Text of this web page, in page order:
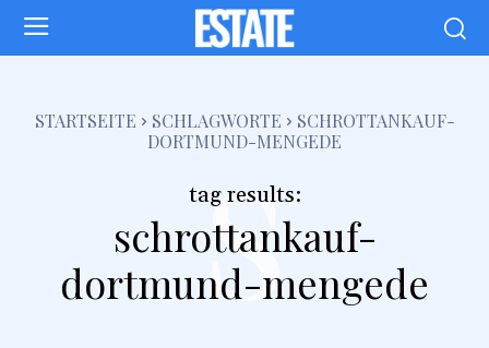
STARTSEITE SCHLAGWORTE
SCHROTTANKAUF-
DORTMUND-MENGEDE
tag results:
schrottankauf-
dortmund-mengede
s